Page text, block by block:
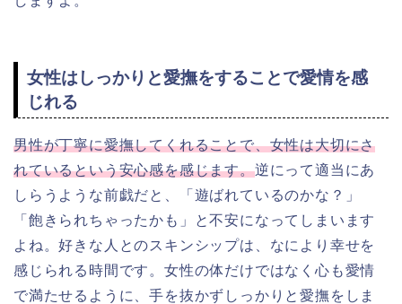
女性はしっかりと愛撫をすることで愛情を感
じれる
男性が丁寧に愛撫してくれることで、女性は大切にさ
れているという安心感を感じます。逆にって適当にあ
しらうような前戯だと、「遊ばれているのかな？」
「飽きられちゃったかも」と不安になってしまいます
よね。好きな人とのスキンシップは、なにより幸せを
感じられる時間です。女性の体だけではなく心も愛情
で満たせるように、手を抜かずしっかりと愛撫をしま